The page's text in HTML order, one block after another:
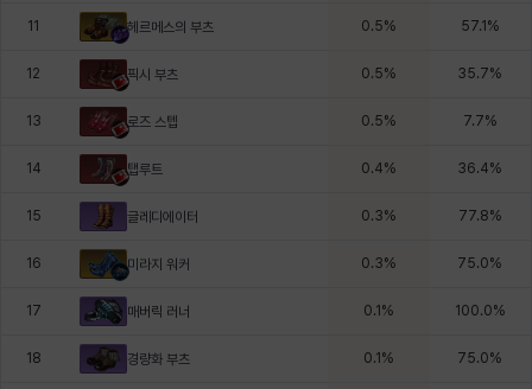
11 헤르메스의 부츠 0.5% 57.1 %
12 픽시 부츠 0.5% 35.7%
13 로즈 스텝 0.5% 7.7%
14 탭루트 0.4% 36.4%
15 글레디에이터 0.3% 77.8%
16 미라지 워커 0.3% 75.0%
17 매버릭 러너 0.1 % 100.0%
18 경량화 부츠 0.1 % 75.0%